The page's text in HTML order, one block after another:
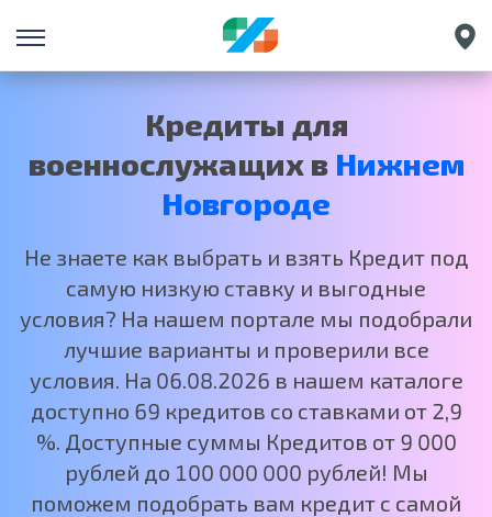
Санкт-Петербург
Краснодар
Москва
Кредиты для
военнослужащих в Нижнем
Новгороде
Не знаете как выбрать и взять Кредит под
самую низкую ставку и выгодные
условия? На нашем портале мы подобрали
лучшие варианты и проверили все
условия. На 06.08.2026 в нашем каталоге
доступно 69 кредитов со ставками от 2,9
%. Доступные суммы Кредитов от 9 000
рублей до 100 000 000 рублей! Мы
поможем подобрать вам кредит с самой